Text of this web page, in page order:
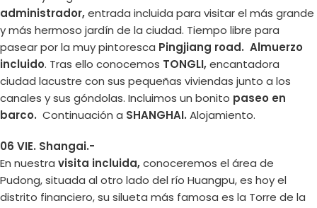
administrador,entrada incluida para visitar el más grande
y más hermoso jardín de la ciudad. Tiempo libre para
pasear por la muy pintoresca Pingjiang road. Almuerzo
incluido. Tras ello conocemos TONGLI,encantadora
ciudad lacustre con sus pequeñas viviendas junto a los
canales y sus góndolas. Incluimos un bonito paseo en
barco. Continuación a SHANGHAI. Alojamiento.
06 VIE. Shangai.-
En nuestra visita incluida,conoceremos el área de
Pudong, situada al otro lado del río Huangpu, es hoy el
distrito financiero, su silueta más famosa es la Torre de la